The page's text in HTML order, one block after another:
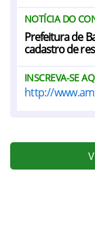
NOTÍCIA DO
Prefeitura de
cadastro de
INSCREVA-SE
http://